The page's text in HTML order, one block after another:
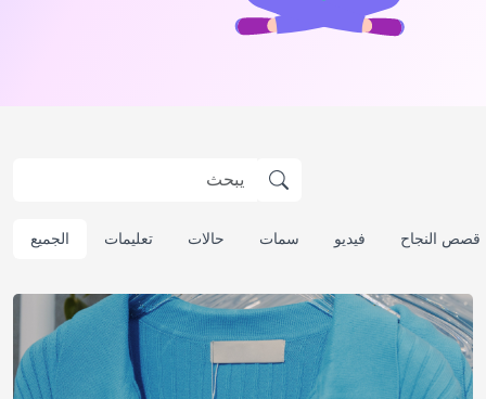
الجميع تعليمات حالات سمات فيديو قصص النجاح